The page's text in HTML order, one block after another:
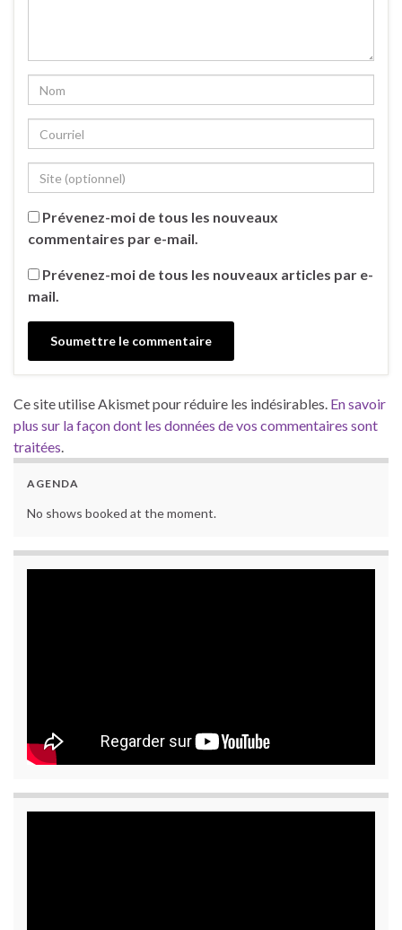
Prévenez-moi de tous les nouveaux
commentaires par e-mail.
Prévenez-moi de tous les nouveaux articles par e-
mail.
Ce site utilise Akismet pour réduire les indésirables. En savoir
plus sur la façon dont les données de vos commentaires sont
traitées.
AGENDA
No shows booked at the moment.